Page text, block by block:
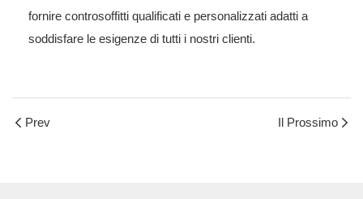
fornire controsoffitti qualificati e personalizzati adatti a
soddisfare le esigenze di tutti i nostri clienti.
Prev Il Prossimo